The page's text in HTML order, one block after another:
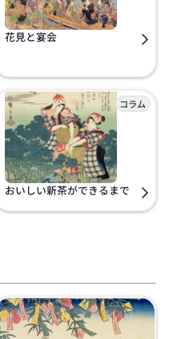
花見と宴会
おいしい新茶ができるまで